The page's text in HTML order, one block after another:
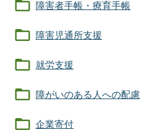
障害者手帳・療育手帳
障害児通所支援
就労支援
障がいのある人への配慮
企業寄付